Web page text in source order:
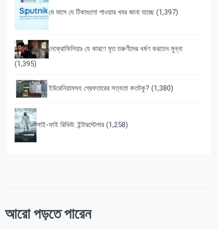
মে মাসে যে টিকাগুলো পাওয়ার খবর জানা যাচ্ছে (1,397)
নেক্রোফিলিয়াঃ যে কারণে মৃত তরুণীদের ধর্ষণ করতেন মুন্না
(1,395)
ইউরেনিয়ামসহ গ্রেফতারের সত্যতা কতটকু? (1,380)
সাই-ফাই রিভিউ: ইন্টারস্টেলার (1,258)
আরো পড়তে পারেন